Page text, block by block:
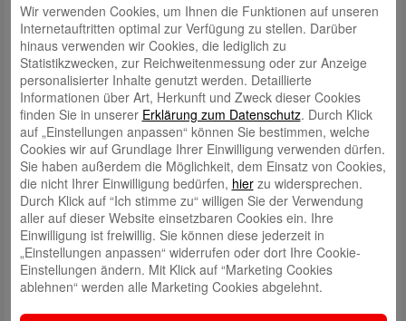
Schreibe einen Kommentar
Deine E-Mail-Adresse wird nicht veröffentlicht. Erforderliche Felder
sind mit*markiert
Wir verwenden Cookies, um Ihnen die Funktionen auf unseren
Internetauftritten optimal zur Verfügung zu stellen. Darüber
hinaus verwenden wir Cookies, die lediglich zu
Statistikzwecken, zur Reichweitenmessung oder zur Anzeige
personalisierter Inhalte genutzt werden. Detaillierte
Informationen über Art, Herkunft und Zweck dieser Cookies
finden Sie in unserer Erklärung zum Datenschutz. Durch Klick
auf „Einstellungen anpassen“ können Sie bestimmen, welche
Cookies wir auf Grundlage Ihrer Einwilligung verwenden dürfen.
Sie haben außerdem die Möglichkeit, dem Einsatz von Cookies,
die nicht Ihrer Einwilligung bedürfen, hierzu widersprechen.
Durch Klick auf “Ich stimme zu“ willigen Sie der Verwendung
aller auf dieser Website einsetzbaren Cookies ein. Ihre
Einwilligung ist freiwillig. Sie können diese jederzeit in
„Einstellungen anpassen“ widerrufen oder dort Ihre Cookie-
Einstellungen ändern. Mit Klick auf “Marketing Cookies
ablehnen“ werden alle Marketing Cookies abgelehnt.